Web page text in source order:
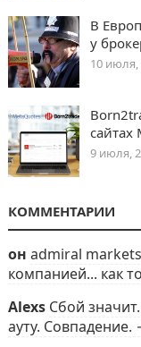
В
у
10 июля,
сайтах
9 июля,
КОММЕНТАРИИ
он admiral
компанией... как
Alexs Сбой
ауту. Совпадение.